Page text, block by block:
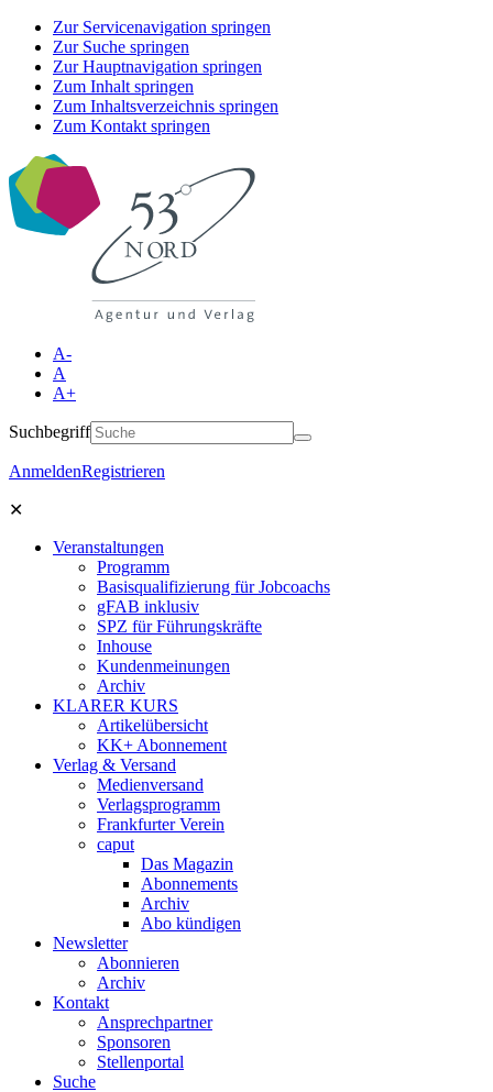
Zur Servicenavigation springen
Zur Suche springen
Zur Hauptnavigation springen
Zum Inhalt springen
Zum Inhaltsverzeichnis springen
Zum Kontakt springen
A-
A
A+
Suchbegriff
AnmeldenRegistrieren
✕
Veranstaltungen
Programm
Basisqualifizierung für Jobcoachs
gFAB inklusiv
SPZ für Führungskräfte
Inhouse
Kundenmeinungen
Archiv
KLARER KURS
Artikelübersicht
KK+ Abonnement
Verlag & Versand
Medienversand
Verlagsprogramm
Frankfurter Verein
caput
Das Magazin
Abonnements
Archiv
Abo kündigen
Newsletter
Abonnieren
Archiv
Kontakt
Ansprechpartner
Sponsoren
Stellenportal
Suche